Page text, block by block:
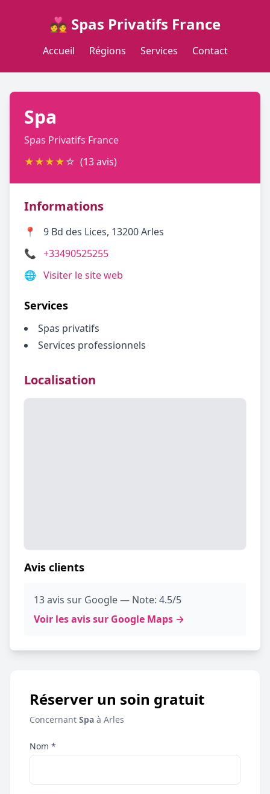
💑 Spas Privatifs France
Accueil Régions Services Contact
Spa
Spas Privatifs France
★★★★☆ (13 avis)
Informations
📍
9 Bd des Lices, 13200 Arles
📞 +33490525255
🌐 Visiter le site web
Services
Spas privatifs
Services professionnels
Localisation
Avis clients
13 avis sur Google — Note: 4.5/5
Voir les avis sur Google Maps →
Réserver un soin gratuit
Concernant Spa à Arles
Nom *